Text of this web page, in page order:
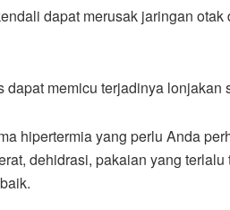
dapat merusak jaringan
memicu terjadinya lonjakan
hipertermia yang perlu Anda
dehidrasi, pakaian yang terlalu